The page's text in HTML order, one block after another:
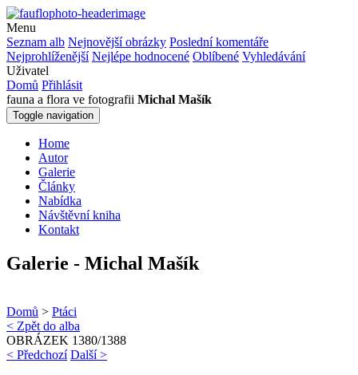
Menu
Seznam alb Nejnovější obrázky Poslední komentáře
Nejprohlíženější Nejlépe hodnocené Oblíbené Vyhledávání
Uživatel
Domů Přihlásit
fauna a flora ve fotografii Michal Mašík
Toggle navigation
Home
Autor
Galerie
Články
Nabídka
Návštěvní kniha
Kontakt
Galerie - Michal Mašík
Domů > Ptáci
< Zpět do alba
OBRÁZEK 1380/1388
< Předchozí Další >